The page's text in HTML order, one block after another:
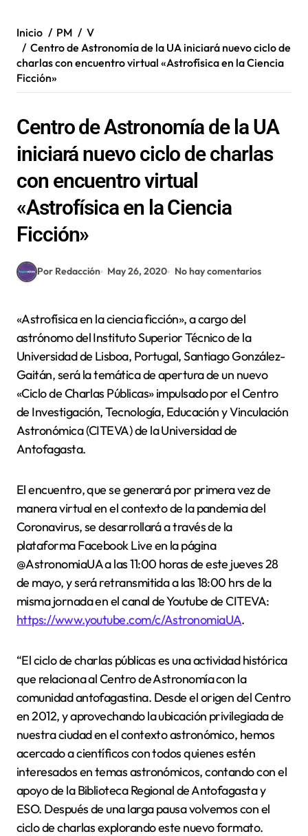
Inicio PM
V
Centro de Astronomía de la UA iniciará nuevo ciclo de
charlas con encuentro virtual «Astrofísica en la Ciencia
Ficción»
Centro de Astronomía de la UA
iniciará nuevo ciclo de charlas
con encuentro virtual
«Astrofísica en la Ciencia
Ficción»
Por Redacción May 26, 2020 No hay comentarios
«Astrofísica en la ciencia ficción», a cargo del
astrónomo del Instituto Superior Técnico de la
Universidad de Lisboa, Portugal, Santiago González-
Gaitán, será la temática de apertura de un nuevo
«Ciclo de Charlas Públicas» impulsado por el Centro
de Investigación, Tecnología, Educación y Vinculación
Astronómica (CITEVA) de la Universidad de
Antofagasta.
El encuentro, que se generará por primera vez de
manera virtual en el contexto de la pandemia del
Coronavirus, se desarrollará a través de la
plataforma Facebook Live en la página
@AstronomiaUA a las 11:00 horas de este jueves 28
de mayo, y será retransmitida a las 18:00 hrs de la
misma jornada en el canal de Youtube de CITEVA:
https://www.youtube.com/c/AstronomiaUA.
“El ciclo de charlas públicas es una actividad histórica
que relaciona al Centro de Astronomía con la
comunidad antofagastina. Desde el origen del Centro
en 2012, y aprovechando la ubicación privilegiada de
nuestra ciudad en el contexto astronómico, hemos
acercado a científicos con todos quienes estén
interesados en temas astronómicos, contando con el
apoyo de la Biblioteca Regional de Antofagasta y
ESO. Después de una larga pausa volvemos con el
ciclo de charlas explorando este nuevo formato.